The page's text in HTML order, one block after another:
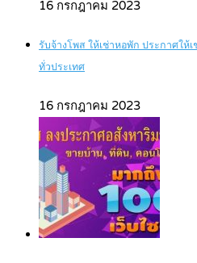
16 กรกฎาคม 2023
รับจ้างโพส ให้เช่าหอพัก ประกาศให้
ทั่วประเทศ
16 กรกฎาคม 2023